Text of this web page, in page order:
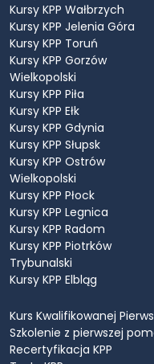
Kursy KPP Wałbrzych
Kursy KPP Jelenia Góra
Kursy KPP Toruń
Kursy KPP Gorzów
Wielkopolski
Kursy KPP Piła
Kursy KPP Ełk
Kursy KPP Gdynia
Kursy KPP Słupsk
Kursy KPP Ostrów
Wielkopolski
Kursy KPP Płock
Kursy KPP Legnica
Kursy KPP Radom
Kursy KPP Piotrków
Trybunalski
Kursy KPP Elbląg
Kurs Kwalifikowanej
Szkolenie z pierwszej
Recertyfikacja KPP